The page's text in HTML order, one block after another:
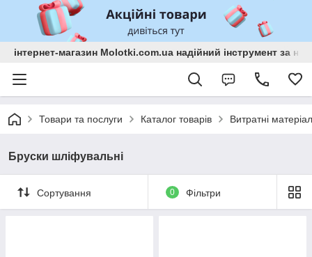
інтернет-магазин Molotki.com.ua надійний інструмент за
Товари та послуги Каталог товарів Витратні
Бруски шліфувальні
Сортування 0 Фільтри